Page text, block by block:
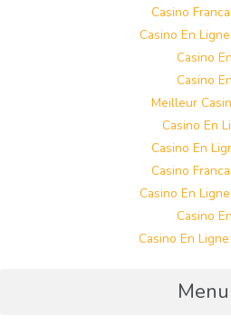
Casino
Casino En
Casino
Casino
Meilleur
Casino En
Casino En
Casino
Casino En
Casino
Casino En
Menu